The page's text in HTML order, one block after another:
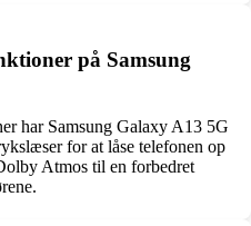
på Samsung
har Samsung Galaxy A13 5G
for at låse telefonen op
Atmos til en forbedret